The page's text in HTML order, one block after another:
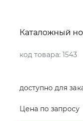
Каталожный
код товара: 1543
доступно для
Цена по запросу